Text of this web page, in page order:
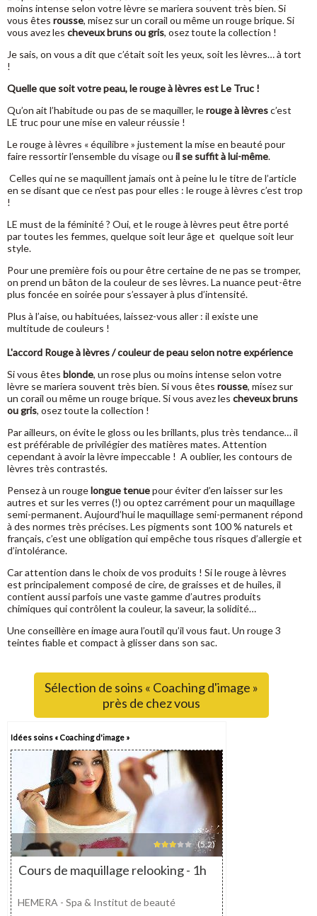
moins intense selon votre lèvre se mariera souvent très bien. Si
vous êtes rousse, misez sur un corail ou même un rouge brique. Si
vous avez les cheveux bruns ou gris, osez toute la collection !
Je sais, on vous a dit que c’était soit les yeux, soit les lèvres… à tort
!
Quelle que soit votre peau, le rouge à lèvres est Le Truc !
Qu’on ait l’habitude ou pas de se maquiller, lerouge à lèvresc’est
LE truc pour une mise en valeur réussie !
Le rouge à lèvres « équilibre » justement la mise en beauté pour
faire ressortir l’ensemble du visage ou il se suffit à lui-même.
Celles qui ne se maquillent jamais ont à peine lu le titre de l’article
en se disant que ce n’est pas pour elles : le rouge à lèvres c’est trop
!
LE must de la féminité ? Oui, et le rouge à lèvres peut être porté
par toutes les femmes, quelque soit leur âge et quelque soit leur
style.
Pour une première fois ou pour être certaine de ne pas se tromper,
on prend un bâton de la couleur de ses lèvres. La nuance peut-être
plus foncée en soirée pour s’essayer à plus d’intensité.
Plus à l’aise, ou habituées, laissez-vous aller : il existe une
multitude de couleurs !
L'accord Rouge à lèvres / couleur de peau selon notre expérience
Si vous êtes blonde, un rose plus ou moins intense selon votre
lèvre se mariera souvent très bien. Si vous êtes rousse, misez sur
un corail ou même un rouge brique. Si vous avez les cheveux bruns
ou gris, osez toute la collection !
Par ailleurs, on évite le gloss ou les brillants, plus très tendance… il
est préférable de privilégier des matières mates. Attention
cependant à avoir la lèvre impeccable ! A oublier, les contours de
lèvres très contrastés.
Pensez à un rougelongue tenuepour éviter d’en laisser sur les
autres et sur les verres (!) ou optez carrément pour un maquillage
semi-permanent. Aujourd’hui le maquillage semi-permanent répond
à des normes très précises. Les pigments sont 100 % naturels et
français, c’est une obligation qui empêche tous risques d’allergie et
d’intolérance.
Car attention dans le choix de vos produits ! Si le rouge à lèvres
est principalement composé de cire, de graisses et de huiles, il
contient aussi parfois une vaste gamme d’autres produits
chimiques qui contrôlent la couleur, la saveur, la solidité…
Une conseillère en image aura l’outil qu’il vous faut. Un rouge 3
teintes fiable et compact à glisser dans son sac.
Sélection de soins « Coaching d'image »
près de chez vous
Idées soins « Coaching d'image »
(5,2)
Cours de maquillage relooking - 1h
HEMERA - Spa & Institut de beauté